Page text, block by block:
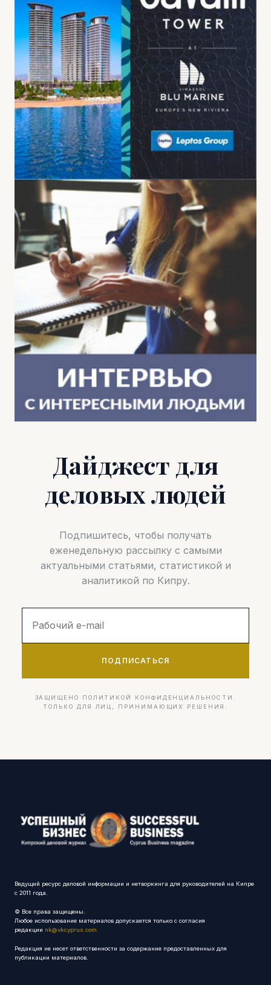
Дайджест для
деловых людей
Подпишитесь, чтобы получать
еженедельную рассылку с самыми
актуальными статьями, статистикой и
аналитикой по Кипру.
ПОДПИСАТЬСЯ
ЗАЩИЩЕНО ПОЛИТИКОЙ КОНФИДЕНЦИАЛЬНОСТИ.
ТОЛЬКО ДЛЯ ЛИЦ, ПРИНИМАЮЩИХ РЕШЕНИЯ.
Ведущий ресурс деловой информации и нетворкинга для руководителей на Кипре
с 2011 года.
© Все права защищены.
Любое использование материалов допускается только с согласия
редакции nk@vkcyprus.com
Редакция не несет ответственности за содержание предоставленных для
публикации материалов.